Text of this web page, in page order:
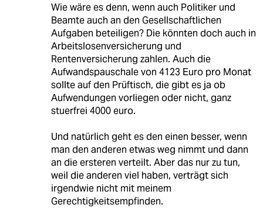
Wie wäre es denn, wenn auch Politiker und
Beamte auch an den Gesellschaftlichen
Aufgaben beteiligen? Die könnten doch auch in
Arbeitslosenversicherung und
Rentenversicherung zahlen. Auch die
Aufwandspauschale von 4123 Euro pro Monat
sollte auf den Prüftisch, die gibt es ja ob
Aufwendungen vorliegen oder nicht, ganz
stuerfrei 4000 euro.
Und natürlich geht es den einen besser, wenn
man den anderen etwas weg nimmt und dann
an die ersteren verteilt. Aber das nur zu tun,
weil die anderen viel haben, verträgt sich
irgendwie nicht mit meinem
Gerechtigkeitsempfinden.